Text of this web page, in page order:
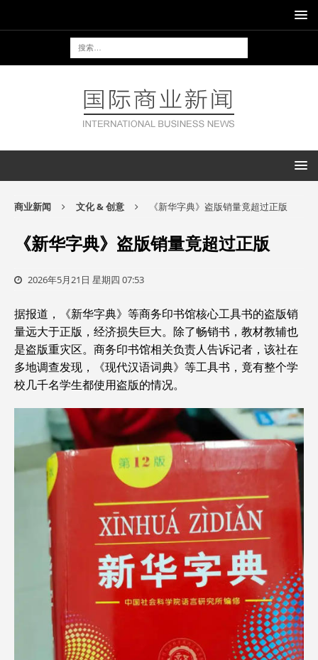
商业新闻 文化 & 创意 《新华字典》盗版销量竟超过正版
《新华字典》盗版销量竟超过正版
2026年5月21日 星期四 07:53
据报道，《新华字典》等商务印书馆核心工具书的盗版销
量远大于正版，经济损失巨大。除了畅销书，教材教辅也
是盗版重灾区。商务印书馆相关负责人告诉记者，该社在
多地调查发现，《现代汉语词典》等工具书，竟有整个学
校几千名学生都使用盗版的情况。‌‌